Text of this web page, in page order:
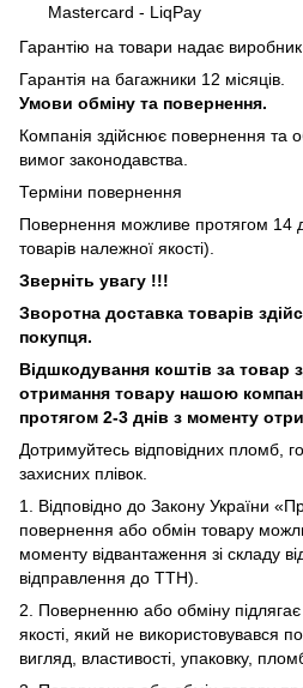
Mastercard - LiqPay
Гарантію на товари надає
Гарантія на багажники 12 місяців.
Умови обміну та повернення.
Компанія здійснює повернення та
вимог законодавства.
Терміни повернення
Повернення можливе протягом 14
товарів належної якості).
Зверніть увагу !!!
Зворотна доставка товарів
покупця.
Відшкодування коштів за товар
отримання товару нашою
протягом 2-3 днів з моменту
Дотримуйтесь відповідних пломб,
захисних плівок.
1. Відповідно до Закону України
повернення або обмін товару
моменту відвантаження зі складу
відправлення до ТТН).
2. Поверненню або обміну підлягає
якості, який не використовувався
вигляд, властивості, упаковку,